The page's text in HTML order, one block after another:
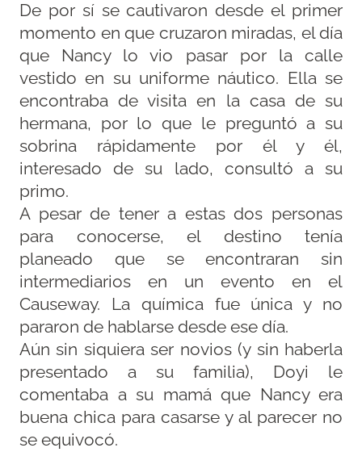
De por sí se cautivaron desde el primer
momento en que cruzaron miradas, el día
que Nancy lo vio pasar por la calle
vestido en su uniforme náutico. Ella se
encontraba de visita en la casa de su
hermana, por lo que le preguntó a su
sobrina rápidamente por él y él,
interesado de su lado, consultó a su
primo.
A pesar de tener a estas dos personas
para conocerse, el destino tenía
planeado que se encontraran sin
intermediarios en un evento en el
Causeway. La química fue única y no
pararon de hablarse desde ese día.
Aún sin siquiera ser novios (y sin haberla
presentado a su familia), Doyi le
comentaba a su mamá que Nancy era
buena chica para casarse y al parecer no
se equivocó.